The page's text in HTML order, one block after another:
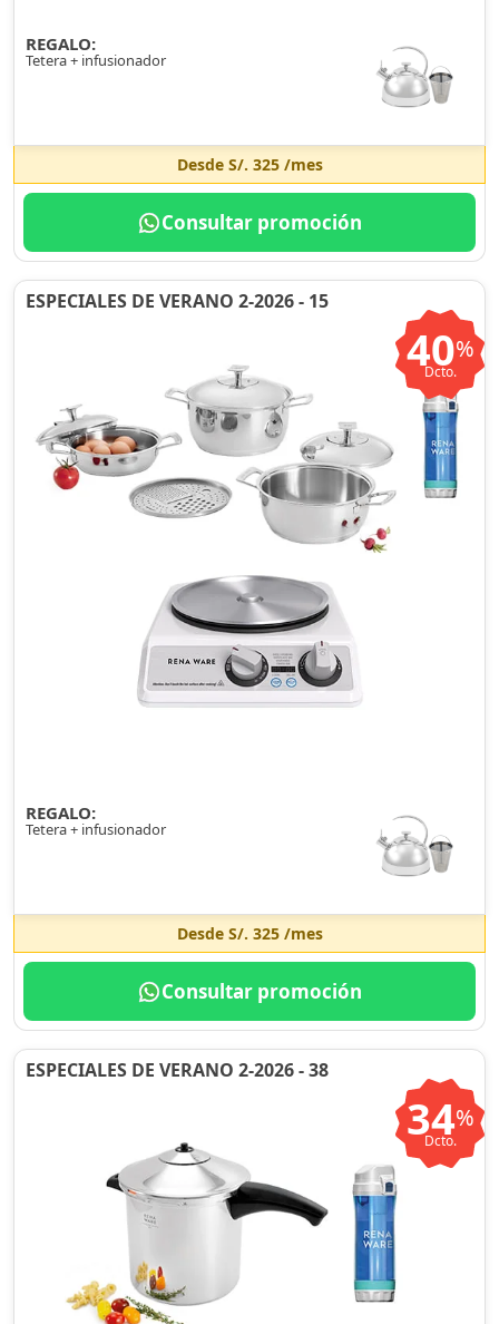
REGALO:
Tetera + infusionador
Desde S/. 325/mes
Consultar promoción
ESPECIALES DE VERANO 2-2026 - 15
40%
Dcto.
REGALO:
Tetera + infusionador
Desde S/. 325/mes
Consultar promoción
ESPECIALES DE VERANO 2-2026 - 38
34%
Dcto.